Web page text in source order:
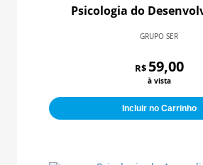
Psicologia do
GRUPO SER
R$ 59,00
à vista
Incluir no Carrinho